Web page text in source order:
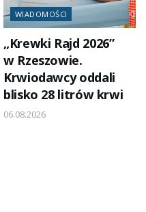
WIADOMOŚCI
„Krewki Rajd 2026”
w Rzeszowie.
Krwiodawcy oddali
blisko 28 litrów krwi
06.08.2026